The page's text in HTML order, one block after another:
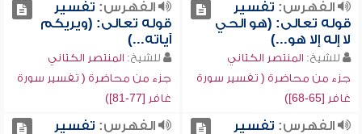
الفهرس: تفسير
قوله تعالى: (هو الحي
لا إله إلا هو...)
للشيخ: المنتصر الكتاني
جزء من محاضرة ( تفسير سورة
غافر [65-68])
الفهرس: تفسير
قوله تعالى: (ويريكم
آياته...)
للشيخ: المنتصر الكتاني
جزء من محاضرة ( تفسير سورة
غافر [77-81])
الفهرس: تفسير
الفهرس: تفسير